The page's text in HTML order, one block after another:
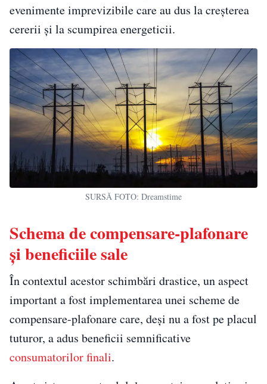
evenimente imprevizibile care au dus la creșterea
cererii și la scumpirea energeticii.
SURSĂ FOTO: Dreamstime
Schema de compensare-plafonare
și beneficiile sale
În contextul acestor schimbări drastice, un aspect
important a fost implementarea unei scheme de
compensare-plafonare care, deși nu a fost pe placul
tuturor, a adus beneficii semnificative
consumatorilor finali.